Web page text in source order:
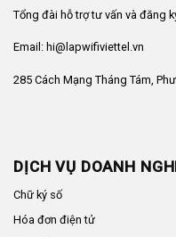
Tổng đài hỗ trợ tư vấn và đăng
Email: hi@lapwifiviettel.vn
285 Cách Mạng Tháng Tám,
DỊCH VỤ DOANH
Chữ ký số
Hóa đơn điện tử